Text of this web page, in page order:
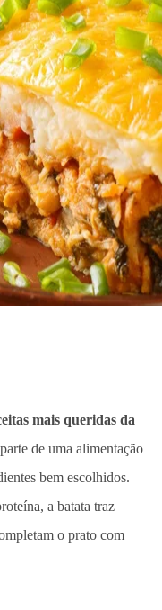
mais queridas da
de uma alimentação
bem escolhidos.
a batata traz
o prato com